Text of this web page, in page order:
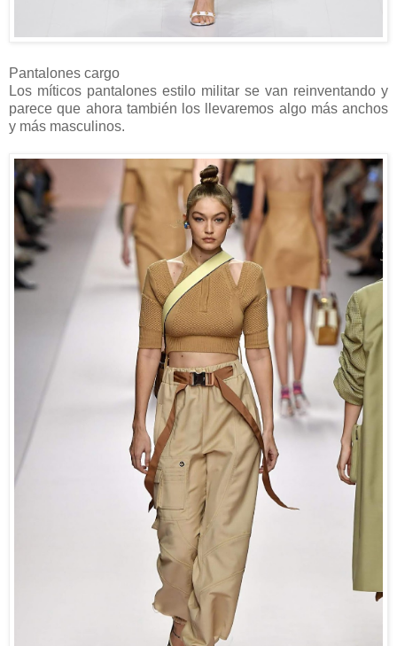
Pantalones cargo
Los míticos pantalones estilo militar se van reinventando y
parece que ahora también los llevaremos algo más anchos
y más masculinos.